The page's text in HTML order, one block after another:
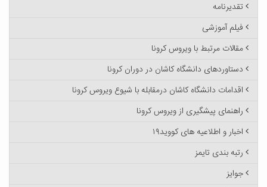
تقدیرنامه
فیلم آموزشی
مقالات مرتبط با ویروس کرونا
دستاوردهای دانشگاه کاشان در دوران کرونا
اقدامات دانشگاه کاشان درمقابله با شیوع ویروس کرونا
راهنمای پیشگیری از ویروس کرونا
اخبار و اطلاعیه های کووید۱۹
رتبه بندی تایمز
جوایز